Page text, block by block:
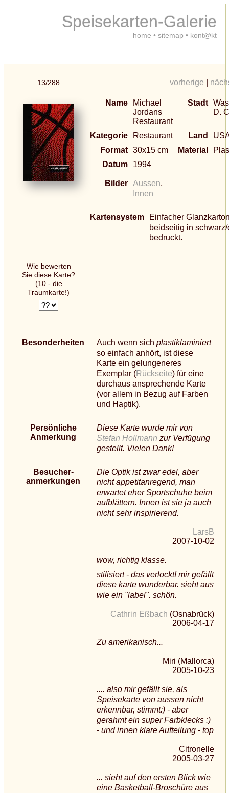
Speisekarten-Galerie
home • sitemap • kont@kt
13/288 vorherige
Name
Michael
Jordans
Restaurant
Stadt
D.
Kategorie Restaurant Land
Format 30x15 cm Material
Datum
1994
Bilder Aussen,
Innen
Kartensystem
Einfacher
beidseitig in
bedruckt.
Wie bewerten
Sie diese Karte?
(10 - die
Traumkarte!)
Besonderheiten Auch wenn sich plastiklaminiert
so einfach anhört, ist diese
Karte ein gelungeneres
Exemplar (Rückseite) für eine
durchaus ansprechende Karte
(vor allem in Bezug auf Farben
und Haptik).
Persönliche
Anmerkung
Diese Karte wurde mir von
Stefan Hollmann zur Verfügung
gestellt. Vielen Dank!
Besucher-
anmerkungen
Die Optik ist zwar edel, aber
nicht appetitanregend, man
erwartet eher Sportschuhe beim
aufblättern. Innen ist sie ja auch
nicht sehr inspirierend.
LarsB
2007-10-02
wow, richtig klasse.
stilisiert - das verlockt! mir gefällt
diese karte wunderbar. sieht aus
wie ein "label". schön.
Cathrin Eßbach (Osnabrück)
2006-04-17
Zu amerikanisch...
Miri (Mallorca)
2005-10-23
.... also mir gefällt sie, als
Speisekarte von aussen nicht
erkennbar, stimmt:) - aber
gerahmt ein super Farbklecks :)
- und innen klare Aufteilung - top
Citronelle
2005-03-27
... sieht auf den ersten Blick wie
eine Basketball-Broschüre aus